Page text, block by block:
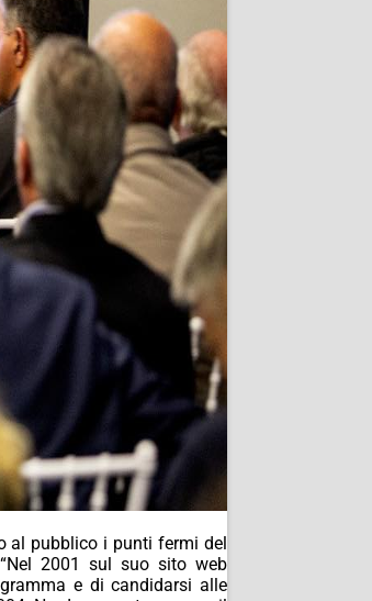
al pubblico i punti fermi del
2001 sul suo sito web
e di candidarsi alle